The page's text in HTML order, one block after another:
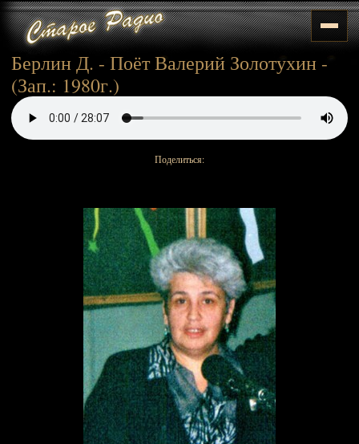
Берлин Д. - Поёт Валерий Золотухин -
(Зап.: 1980г.)
Поделиться: